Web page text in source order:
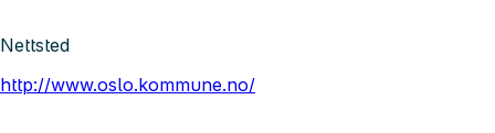
Nettsted
http://www.oslo.kommune.no/